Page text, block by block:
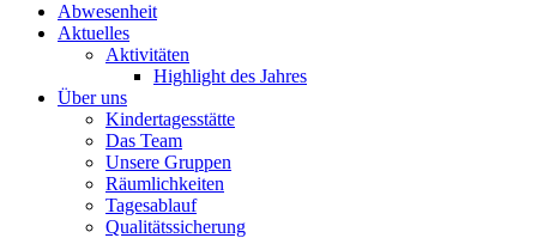
Abwesenheit
Aktuelles
Aktivitäten
Highlight des Jahres
Über uns
Kindertagesstätte
Das Team
Unsere Gruppen
Räumlichkeiten
Tagesablauf
Qualitätssicherung